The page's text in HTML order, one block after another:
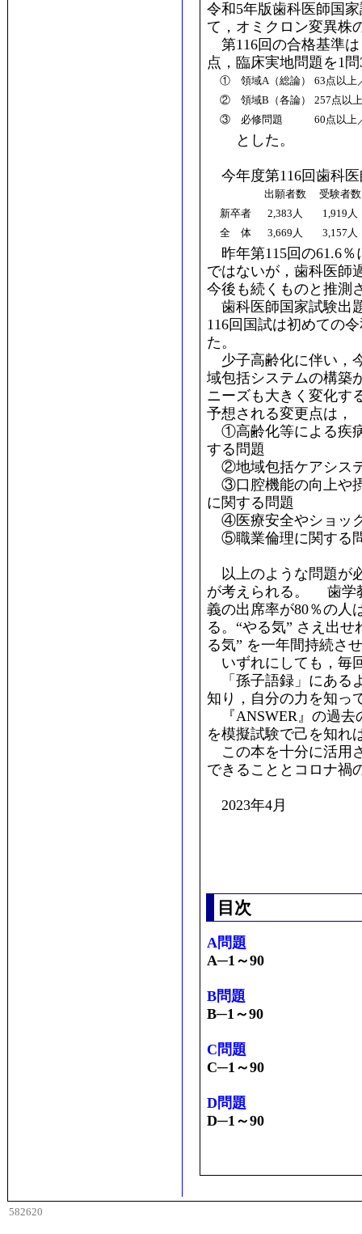
令和5年版歯科医師国
て，オミクロン変異株
第116回の合格基準
点，臨床実地問題を1
① 領域A（総論）
63点以上
② 領域B（各論）
257点以
③ 必修問題
60点以上
とした。
今年度第116回歯科
出願者数
受験者
新卒者
2,383人
1,919人
全 体
3,669人 3,157人
昨年第115回の61.6％
ではないが，歯科医師
今後も続くものと推測
歯科医師国家試験出
116回国試は初めての
た。
少子高齢化に伴い，
域包括システムの構築
ニーズも大きく変化す
予想される変更点は，
①高齢化等による疾
する問題
②地域包括ケアシス
③口腔機能の向上や
に関する問題
④医療安全やショッ
⑤職業倫理に関する
以上のような問題が
が考えられる。 歯学
義の出席率が80％の人
る。“やる気” さえ出
る気” を一年間持続さ
いずれにしても，毎
「孫子語録」にある
知り，自分の力を知っ
『ANSWER』の過去
を模擬試験で己を知れ
この本を十分に活用
できることとコロナ禍
2023年4月
目次
A問題
A─1～90
B問題
B─1～90
C問題
C─1～90
D問題
D─1～90
582620